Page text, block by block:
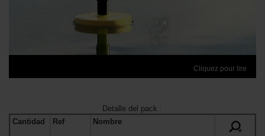
Cliquez pour lire
Detalle del pack :
Cantidad
Ref
Nombre
+